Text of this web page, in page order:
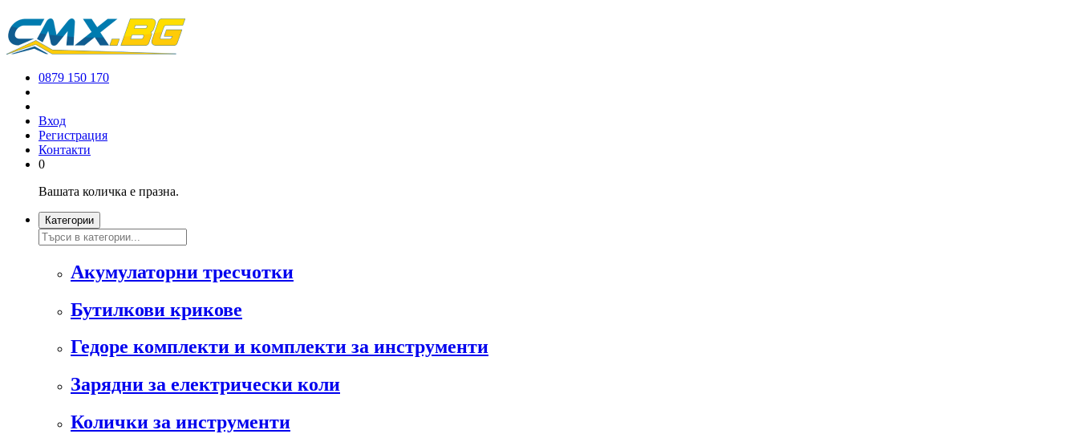
0879 150 170
Вход
Регистрация
Контакти
0
Вашата количка е празна.
Категории
Акумулаторни тресчотки
Бутилкови крикове
Гедоре комплекти и комплекти за инструменти
Зарядни за електрически коли
Колички за инструменти